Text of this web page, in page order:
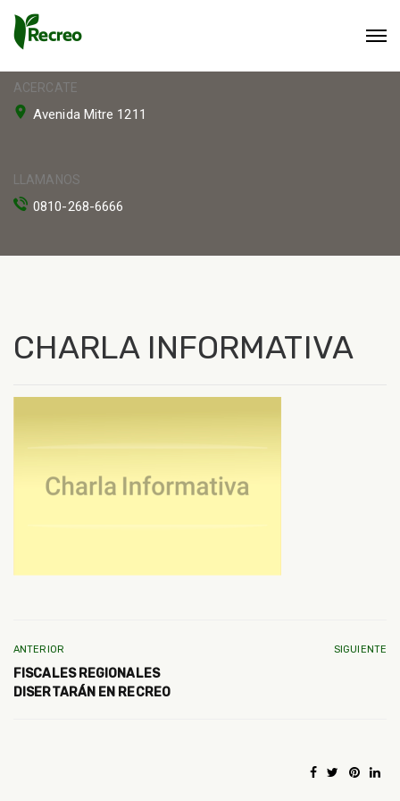
ACERCATE
Avenida Mitre 1211
LLAMANOS
0810-268-6666
CHARLA INFORMATIVA
ANTERIOR
FISCALES REGIONALES
DISERTARÁN EN RECREO
SIGUIENTE